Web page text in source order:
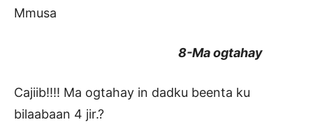
Mmusa
8-Ma ogtahay
Cajiib!!!! Ma ogtahay in dadku beenta ku
bilaabaan 4 jir.?